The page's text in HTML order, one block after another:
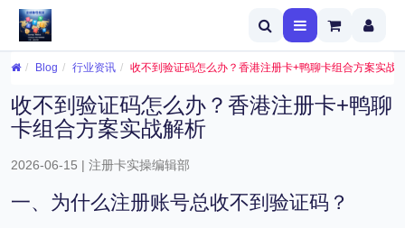
Blog 行业资讯 收不到验证码怎么办？香港注册卡+鸭聊卡组合方案实战
收不到验证码怎么办？香港注册卡+鸭聊
卡组合方案实战解析
2026-06-15 | 注册卡实操编辑部
一、为什么注册账号总收不到验证码？